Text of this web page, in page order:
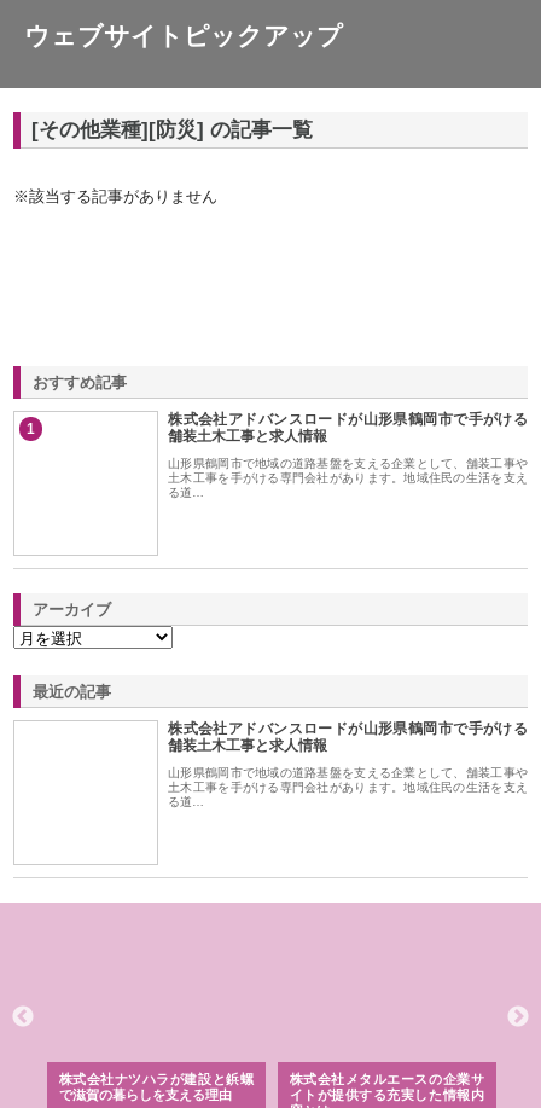
ウェブサイトピックアップ
[その他業種][防災] の記事一覧
※該当する記事がありません
おすすめ記事
1
株式会社アドバンスロードが山形県鶴岡市で手がける
舗装土木工事と求人情報
山形県鶴岡市で地域の道路基盤を支える企業として、舗装工事や
土木工事を手がける専門会社があります。地域住民の生活を支え
る道…
アーカイブ
最近の記事
株式会社アドバンスロードが山形県鶴岡市で手がける
舗装土木工事と求人情報
山形県鶴岡市で地域の道路基盤を支える企業として、舗装工事や
土木工事を手がける専門会社があります。地域住民の生活を支え
る道…
株式会社ナツハラが建設と鋲螺
で滋賀の暮らしを支える理由
株式会社メタルエースの企業サ
イトが提供する充実した情報内